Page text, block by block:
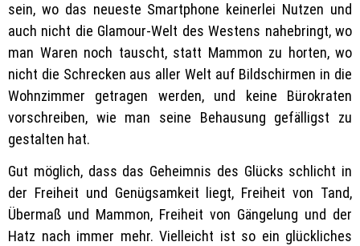
sein, wo das neueste Smartphone keinerlei Nutzen und
auch nicht die Glamour-Welt des Westens nahebringt, wo
man Waren noch tauscht, statt Mammon zu horten, wo
nicht die Schrecken aus aller Welt auf Bildschirmen in die
Wohnzimmer getragen werden, und keine Bürokraten
vorschreiben, wie man seine Behausung gefälligst zu
gestalten hat.
Gut möglich, dass das Geheimnis des Glücks schlicht in
der Freiheit und Genügsamkeit liegt, Freiheit von Tand,
Übermaß und Mammon, Freiheit von Gängelung und der
Hatz nach immer mehr. Vielleicht ist so ein glückliches